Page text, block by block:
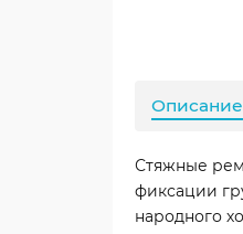
Описание
Стяжные
фиксации
народного